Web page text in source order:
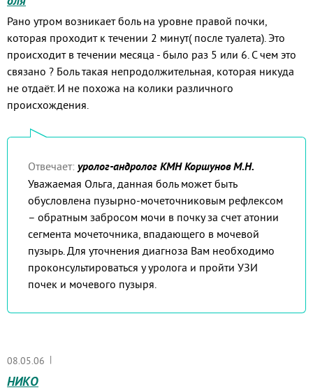
Рано утром возникает боль на уровне правой почки,
которая проходит к течении 2 минут( после туалета). Это
происходит в течении месяца - было раз 5 или 6. С чем это
связано ? Боль такая непродолжительная, которая никуда
не отдаёт. И не похожа на колики различного
происхождения.
Отвечает: уролог-андролог КМН Коршунов М.Н.
Уважаемая Ольга, данная боль может быть
обусловлена пузырно-мочеточниковым рефлексом
– обратным забросом мочи в почку за счет атонии
сегмента мочеточника, впадающего в мочевой
пузырь. Для уточнения диагноза Вам необходимо
проконсультироваться у уролога и пройти УЗИ
почек и мочевого пузыря.
08.05.06 |
НИКО